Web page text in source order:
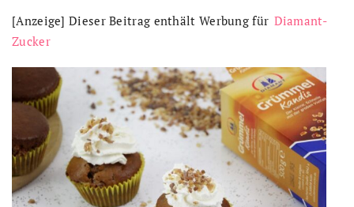
[Anzeige] Dieser Beitrag enthält Werbung für Diamant-
Zucker